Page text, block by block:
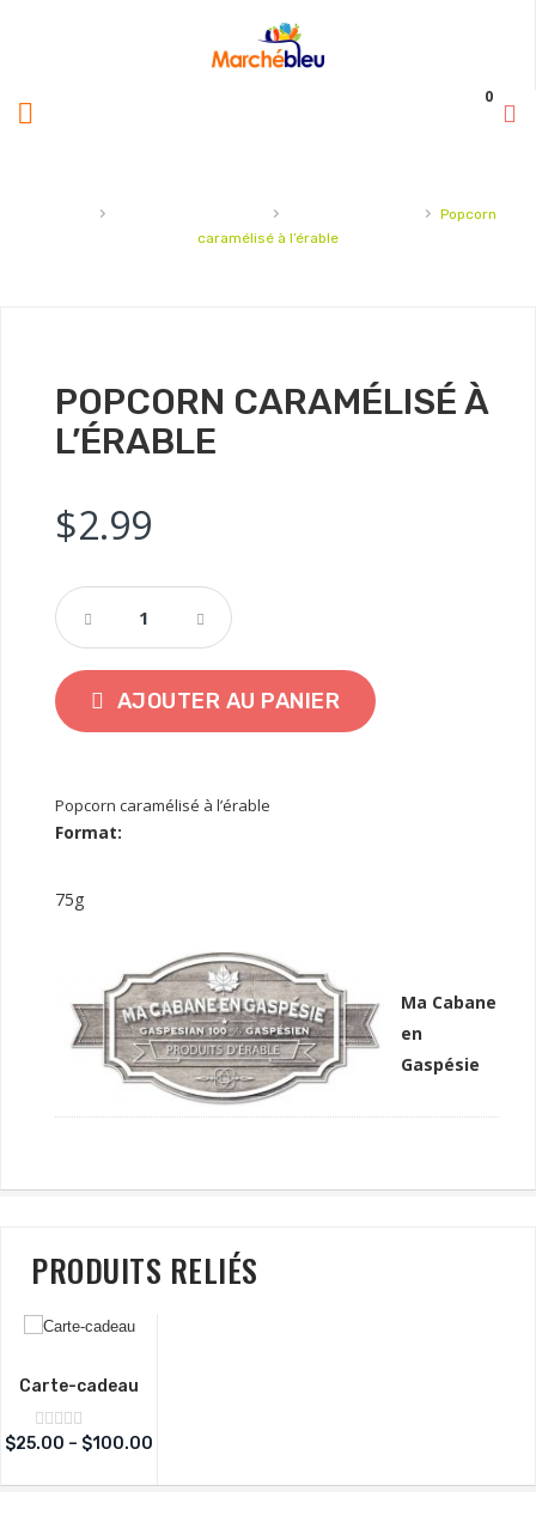
0
› › › Popcorn
caramélisé à l’érable
POPCORN CARAMÉLISÉ À
L’ÉRABLE
$2.99
AJOUTER AU PANIER
Popcorn caramélisé à l’érable
Format:
75g
Ma Cabane
en
Gaspésie
PRODUITS RELIÉS
Carte-cadeau
Note
sur
$25.00 – $100.00